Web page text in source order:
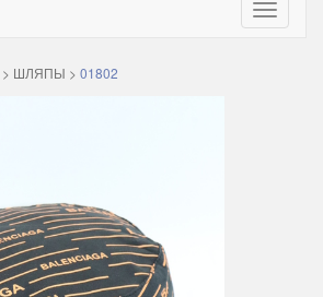
Toggle
> ШЛЯПЫ > 01802